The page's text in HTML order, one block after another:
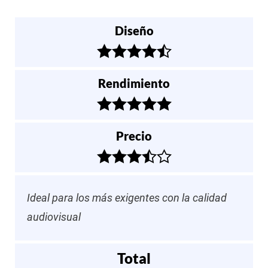
Diseño
Rendimiento
Precio
Ideal para los más exigentes con la calidad
audiovisual
Total